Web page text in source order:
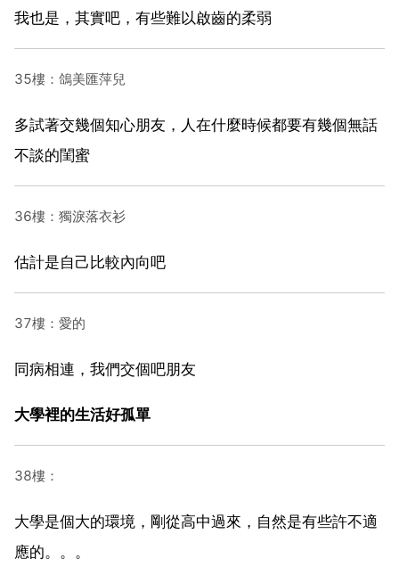
我也是，其實吧，有些難以啟齒的柔弱
35樓：鴿美匯萍兒
多試著交幾個知心朋友，人在什麼時候都要有幾個無話
不談的閨蜜
36樓：獨淚落衣衫
估計是自己比較內向吧
37樓：愛的
同病相連，我們交個吧朋友
大學裡的生活好孤單
38樓：
大學是個大的環境，剛從高中過來，自然是有些許不適
應的。。。